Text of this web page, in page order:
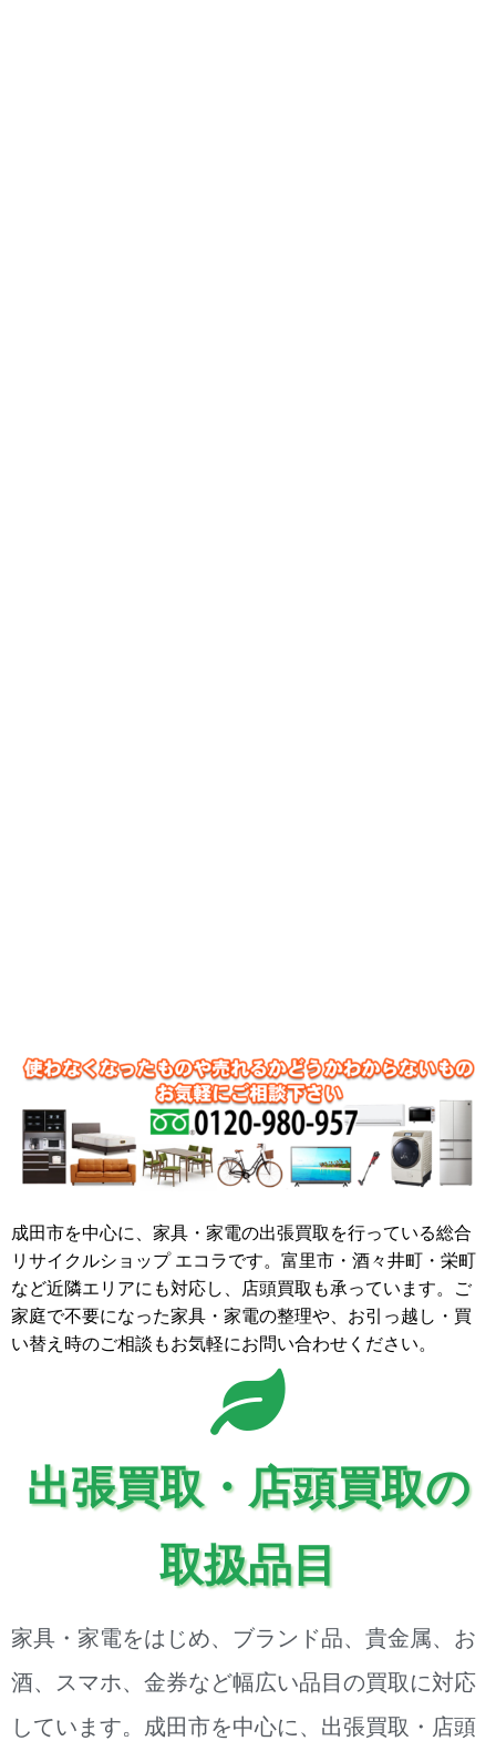
成田市を中心に、家具・家電の出張買取を行っている総合
リサイクルショップ エコラです。富里市・酒々井町・栄町
など近隣エリアにも対応し、店頭買取も承っています。ご
家庭で不要になった家具・家電の整理や、お引っ越し・買
い替え時のご相談もお気軽にお問い合わせください。
出張買取・店頭買取の
取扱品目
家具・家電をはじめ、ブランド品、貴金属、お
酒、スマホ、金券など幅広い品目の買取に対応
しています。成田市を中心に、出張買取・店頭